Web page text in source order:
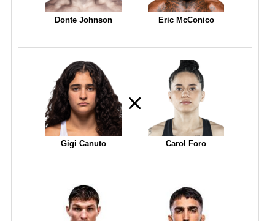
Donte Johnson Eric McConico
Gigi Canuto Carol Foro